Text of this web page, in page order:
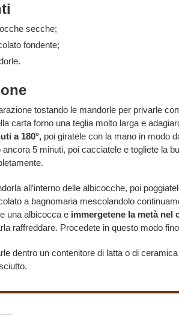
secche;
fondente;
tostando le mandorle per privarle
carta forno una teglia molto larga e
a 180°, poi giratele con la mano in modo
ancora 5 minuti, poi cacciatele e togliete la
all’interno delle albicocche, poi
a bagnomaria mescolandolo
una albicocca eimmergetene la metà nel
raffreddare. Procedete in questo modo
dentro un contenitore di latta o di